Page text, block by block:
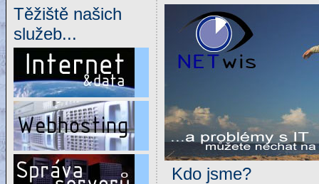
Těžiště našich
služeb...
Kdo jsme?